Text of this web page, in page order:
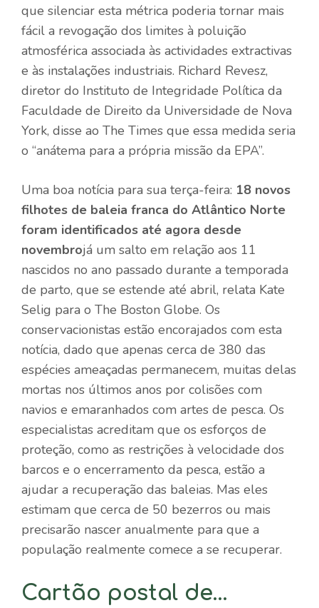
que silenciar esta métrica poderia tornar mais
fácil a revogação dos limites à poluição
atmosférica associada às actividades extractivas
e às instalações industriais. Richard Revesz,
diretor do Instituto de Integridade Política da
Faculdade de Direito da Universidade de Nova
York, disse ao The Times que essa medida seria
o “anátema para a própria missão da EPA”.
Uma boa notícia para sua terça-feira: 18 novos
filhotes de baleia franca do Atlântico Norte
foram identificados até agora desde
novembrojá um salto em relação aos 11
nascidos no ano passado durante a temporada
de parto, que se estende até abril, relata Kate
Selig para o The Boston Globe. Os
conservacionistas estão encorajados com esta
notícia, dado que apenas cerca de 380 das
espécies ameaçadas permanecem, muitas delas
mortas nos últimos anos por colisões com
navios e emaranhados com artes de pesca. Os
especialistas acreditam que os esforços de
proteção, como as restrições à velocidade dos
barcos e o encerramento da pesca, estão a
ajudar a recuperação das baleias. Mas eles
estimam que cerca de 50 bezerros ou mais
precisarão nascer anualmente para que a
população realmente comece a se recuperar.
Cartão postal de…